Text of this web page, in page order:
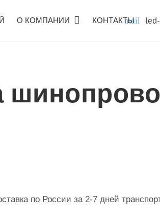
О КОМПАНИИ КОНТАКТЫ
mail
по России за 2-7 дней